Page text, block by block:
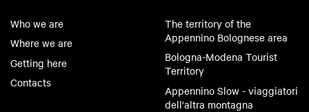
Who we are
Where we are
Getting here
Contacts
The territory of the
Appennino Bolognese area
Bologna-Modena Tourist
Territory
Appennino Slow - viaggiatori
dell'altra montagna